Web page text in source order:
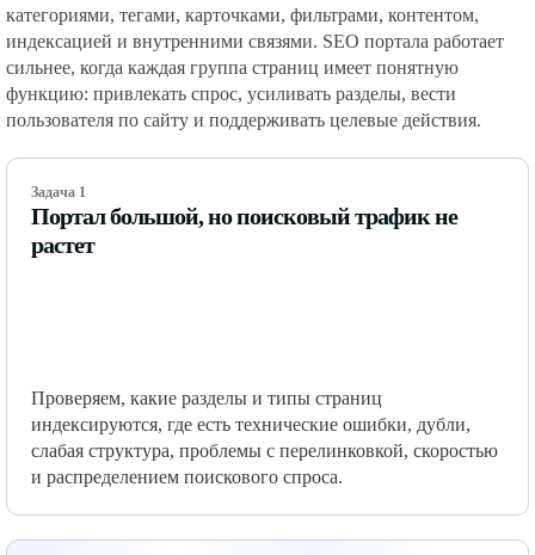
категориями, тегами, карточками, фильтрами, контентом,
индексацией и внутренними связями. SEO портала работает
сильнее, когда каждая группа страниц имеет понятную
функцию: привлекать спрос, усиливать разделы, вести
пользователя по сайту и поддерживать целевые действия.
Задача 1
Портал большой, но поисковый трафик не
растет
Проверяем, какие разделы и типы страниц
индексируются, где есть технические ошибки, дубли,
слабая структура, проблемы с перелинковкой, скоростью
и распределением поискового спроса.